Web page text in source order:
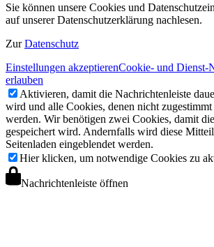
Sie können unsere Cookies und
auf unserer Datenschutzerklärung nachlesen.
ZurDatenschutz
Einstellungen akzeptierenCookie- und Dienst-
erlauben
Aktivieren, damit die Nachrichtenleiste
wird und alle Cookies, denen nicht
werden. Wir benötigen zwei Cookies, damit
gespeichert wird. Andernfalls wird diese
Seitenladen eingeblendet werden.
Hier klicken, um notwendige Cookies zu
Nachrichtenleiste öffnen